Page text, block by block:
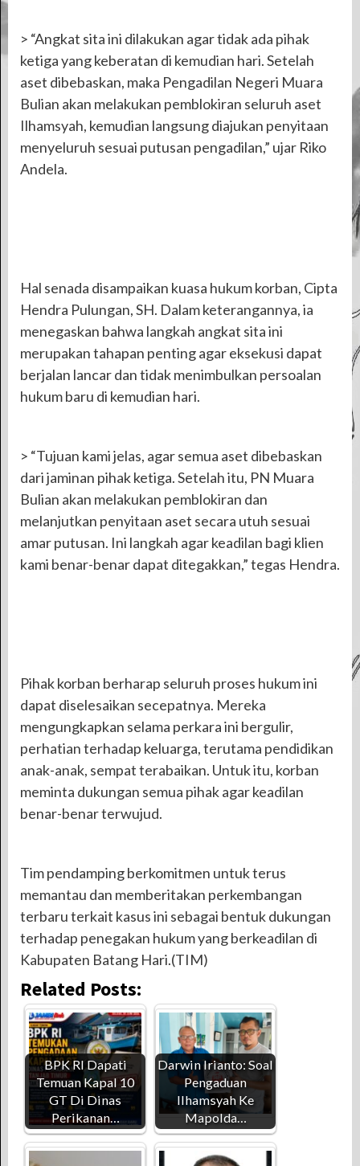
> “Angkat sita ini dilakukan agar tidak ada pihak
ketiga yang keberatan di kemudian hari. Setelah
aset dibebaskan, maka Pengadilan Negeri Muara
Bulian akan melakukan pemblokiran seluruh aset
Ilhamsyah, kemudian langsung diajukan penyitaan
menyeluruh sesuai putusan pengadilan,” ujar Riko
Andela.
Hal senada disampaikan kuasa hukum korban, Cipta
Hendra Pulungan, SH. Dalam keterangannya, ia
menegaskan bahwa langkah angkat sita ini
merupakan tahapan penting agar eksekusi dapat
berjalan lancar dan tidak menimbulkan persoalan
hukum baru di kemudian hari.
> “Tujuan kami jelas, agar semua aset dibebaskan
dari jaminan pihak ketiga. Setelah itu, PN Muara
Bulian akan melakukan pemblokiran dan
melanjutkan penyitaan aset secara utuh sesuai
amar putusan. Ini langkah agar keadilan bagi klien
kami benar-benar dapat ditegakkan,” tegas Hendra.
Pihak korban berharap seluruh proses hukum ini
dapat diselesaikan secepatnya. Mereka
mengungkapkan selama perkara ini bergulir,
perhatian terhadap keluarga, terutama pendidikan
anak-anak, sempat terabaikan. Untuk itu, korban
meminta dukungan semua pihak agar keadilan
benar-benar terwujud.
Tim pendamping berkomitmen untuk terus
memantau dan memberitakan perkembangan
terbaru terkait kasus ini sebagai bentuk dukungan
terhadap penegakan hukum yang berkeadilan di
Kabupaten Batang Hari.(TIM)
Related Posts:
BPK RI Dapati
Temuan Kapal 10
GT Di Dinas
Perikanan…
Darwin Irianto: Soal
Pengaduan
Ilhamsyah Ke
Mapolda…